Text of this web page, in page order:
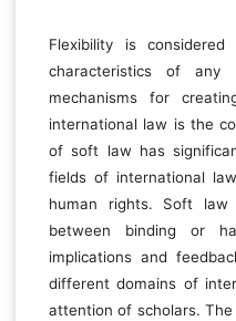
Flexibility is
characteristics of
mechanisms for
international law is the
of soft law has
fields of international
human rights. Soft
between binding or
implications and
different domains of
attention of scholars.